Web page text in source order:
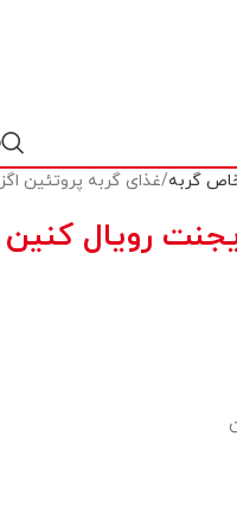
گربه غذای گربه پروتئین
رویال کنین